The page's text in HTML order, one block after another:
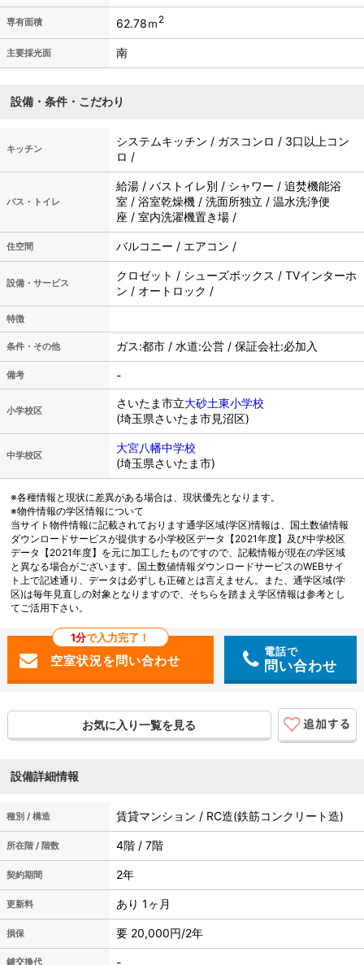
専有面積 62.78ｍ2
主要採光面 南
設備・条件・こだわり
キッチン
システムキッチン / ガスコンロ / 3口以上コン
ロ /
バス・トイレ
給湯 / バストイレ別 / シャワー / 追焚機能浴
室 / 浴室乾燥機 / 洗面所独立 / 温水洗浄便
座 / 室内洗濯機置き場 /
住空間 バルコニー / エアコン /
設備・サービス
クロゼット / シューズボックス / TVインターホ
ン / オートロック /
特徴
条件・その他 ガス:都市 / 水道:公営 / 保証会社:必加入
備考 -
小学校区
さいたま市立大砂土東小学校
(埼玉県さいたま市見沼区)
中学校区
大宮八幡中学校
(埼玉県さいたま市)
※各種情報と現状に差異がある場合は、現状優先となります。
※物件情報の学区情報について
当サイト物件情報に記載されております通学区域(学区)情報は、国土数値情報
ダウンロードサービスが提供する小学校区データ【2021年度】及び中学校区
データ【2021年度】を元に加工したものですので、記載情報が現在の学区域
と異なる場合がございます。国土数値情報ダウンロードサービスのWEBサイ
ト上で記述通り、データは必ずしも正確とは言えません。また、通学区域(学
区)は毎年見直しの対象となりますので、そちらを踏まえ学区情報は参考とし
てご活用下さい。
1分で入力完了！
電話で
問い合わせ
お気に入り一覧を見る
設備詳細情報
種別 / 構造 賃貸マンション / RC造(鉄筋コンクリート造)
所在階 / 階数 4階 / 7階
契約期間 2年
更新料 あり 1ヶ月
損保 要 20,000円/2年
鍵交換代 -